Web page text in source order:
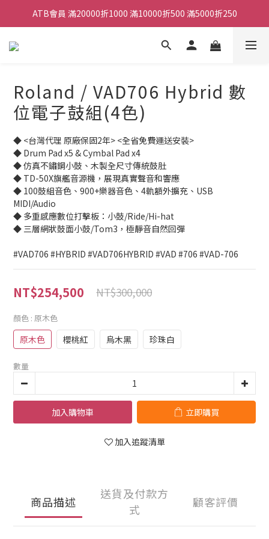
ATB會員 滿20000折1000 滿10000折500 滿5000折250
ATB會員 滿20000折1000 滿10000折500 滿5000折250
全館滿490元免運
ATB會員 滿20000折1000 滿10000折500 滿5000折250
Roland / VAD706 Hybrid 數
位電子鼓組(4色)
◆ <台灣代理 原廠保固2年> <全省免費運送安裝>
◆ Drum Pad x5 & Cymbal Pad x4
◆ 仿真不鏽鋼小鼓、木製全尺寸傳統鼓肚
◆ TD-50X旗艦音源機，展現真實聲音和響應
◆ 100鼓組音色、900+樂器音色、4軌額外擴充、USB
MIDI/Audio
◆ 多重感應數位打擊板：小鼓/Ride/Hi-hat
◆ 三層網狀鼓面小鼓/Tom3，極靜音自然回彈
#VAD706 #HYBRID #VAD706HYBRID #VAD #706 #VAD-706
NT$254,500 NT$300,000
顏色 : 原木色
原木色 櫻桃紅 烏木黑 珍珠白
數量
加入購物車 立即購買
加入追蹤清單
商品描述
送貨及付款方
式
顧客評價